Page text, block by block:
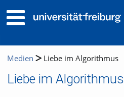
Medien Liebe im Algorithmus
Liebe im Algorithmus